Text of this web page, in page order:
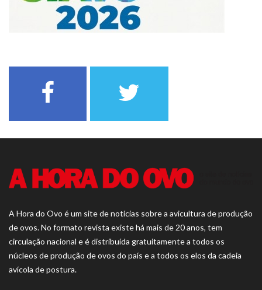
A Hora do Ovo é um site de notícias sobre a avicultura de produção
de ovos. No formato revista existe há mais de 20 anos, tem
circulação nacional e é distribuída gratuitamente a todos os
núcleos de produção de ovos do país e a todos os elos da cadeia
avícola de postura.